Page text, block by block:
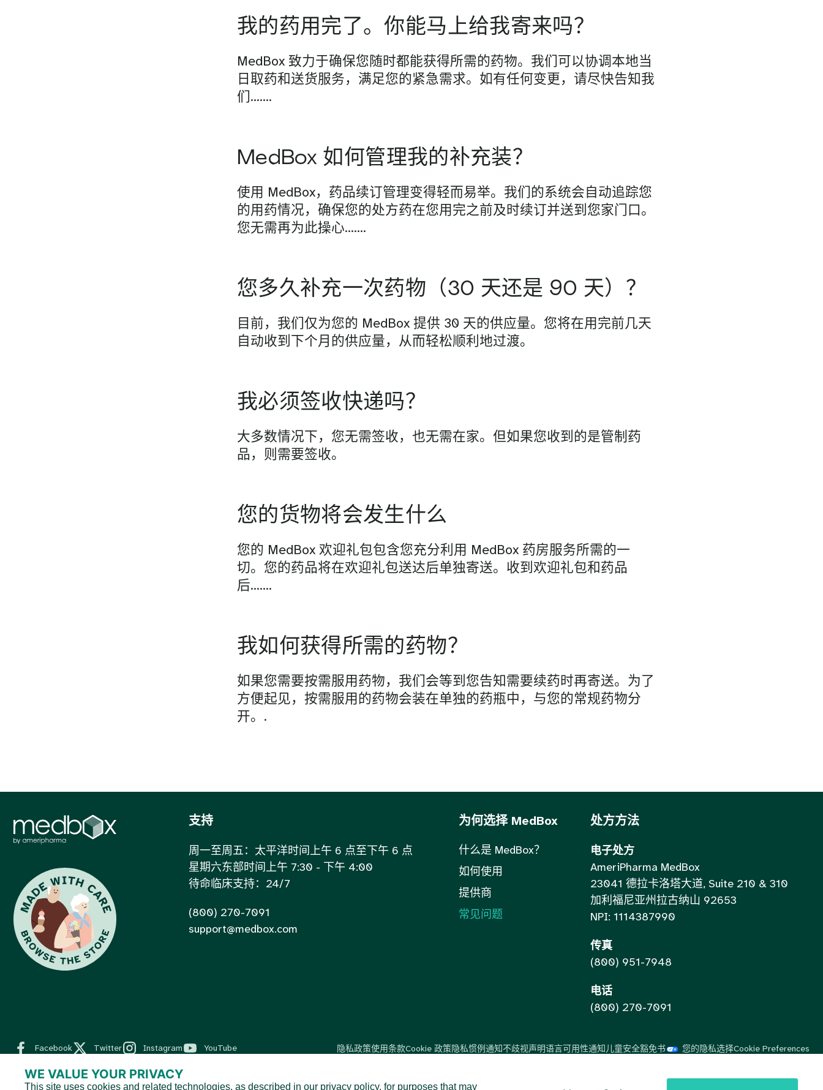
我的药用完了。你能马上给我寄来吗？
MedBox 致力于确保您随时都能获得所需的药物。我们可以协调本地当
日取药和送货服务，满足您的紧急需求。如有任何变更，请尽快告知我
们…….
MedBox 如何管理我的补充装？
使用 MedBox，药品续订管理变得轻而易举。我们的系统会自动追踪您
的用药情况，确保您的处方药在您用完之前及时续订并送到您家门口。
您无需再为此操心…….
您多久补充一次药物（30 天还是 90 天）？
目前，我们仅为您的 MedBox 提供 30 天的供应量。您将在用完前几天
自动收到下个月的供应量，从而轻松顺利地过渡。
我必须签收快递吗？
大多数情况下，您无需签收，也无需在家。但如果您收到的是管制药
品，则需要签收。
您的货物将会发生什么
您的 MedBox 欢迎礼包包含您充分利用 MedBox 药房服务所需的一
切。您的药品将在欢迎礼包送达后单独寄送。收到欢迎礼包和药品
后…….
我如何获得所需的药物？
如果您需要按需服用药物，我们会等到您告知需要续药时再寄送。为了
方便起见，按需服用的药物会装在单独的药瓶中，与您的常规药物分
开。.
支持
周一至周五：太平洋时间上午 6 点至下午 6 点
星期六东部时间上午 7:30 - 下午 4:00
待命临床支持：24/7
(800) 270-7091
support@medbox.com
为何选择 MedBox
什么是 MedBox？
如何使用
提供商
常见问题
处方方法
电子处方
AmeriPharma MedBox
23041 德拉卡洛塔大道, Suite 210 & 310
加利福尼亚州拉古纳山 92653
NPI: 1114387990
传真
(800) 951-7948
电话
(800) 270-7091
Facebook Twitter Instagram YouTube 隐私政策使用条款Cookie 政策隐私惯例通知不歧视声明语言可用性通知儿童安全豁免书 您的隐私选择Cookie Preferences
WE VALUE YOUR PRIVACY
This site uses cookies and related technologies, as described in our privacy policy, for purposes that may